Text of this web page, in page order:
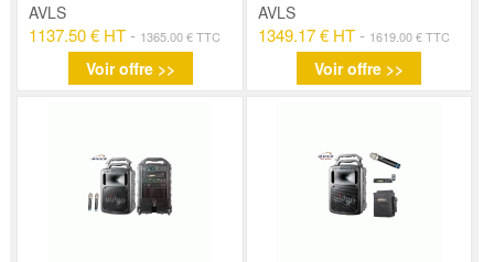
AVLS
1137.50 € HT - 1365.00 € TTC
Voir offre >>
AVLS
1349.17 € HT- 1619.00 € TTC
Voir offre >>